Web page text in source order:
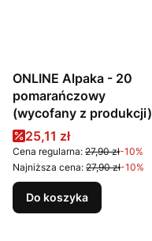
ONLINE Alpaka - 20
pomarańczowy
(wycofany z produkcji)
Cena promocyjna
25,11 zł
Cena regularna: 27,90 zł-10%
Najniższa cena: 27,90 zł-10%
Do koszyka